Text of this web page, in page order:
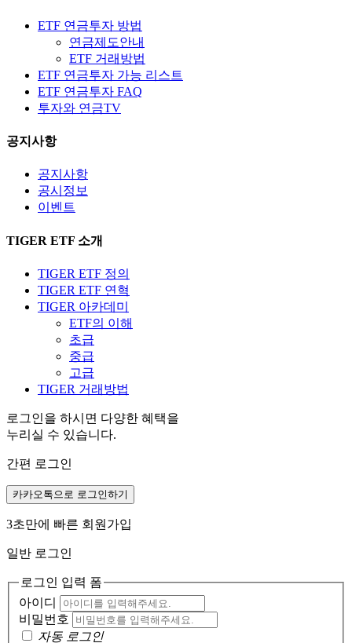
ETF 연금투자 방법
연금제도안내
ETF 거래방법
ETF 연금투자 가능 리스트
ETF 연금투자 FAQ
투자와 연금TV
공지사항
공지사항
공시정보
이벤트
TIGER ETF 소개
TIGER ETF 정의
TIGER ETF 연혁
TIGER 아카데미
ETF의 이해
초급
중급
고급
TIGER 거래방법
로그인을 하시면 다양한 혜택을
누리실 수 있습니다.
간편 로그인
카카오톡으로 로그인하기
3초만에 빠른 회원가입
일반 로그인
로그인 입력 폼
아이디
비밀번호
자동 로그인